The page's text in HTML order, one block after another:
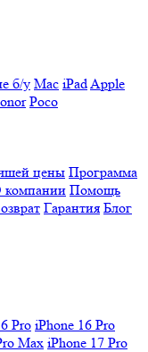
б/у Mac iPadApple
Poco
цены Программа
компании Помощь
Гарантия Блог
Pro iPhone 16 Pro
Max iPhone 17 Pro